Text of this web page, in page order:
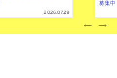
2026.07.29
募集中